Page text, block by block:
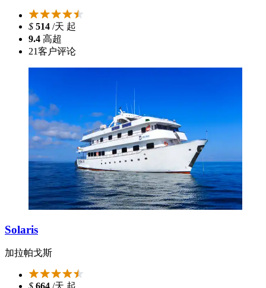
$ 514 /天 起
9.4 高超
21客户评论
Solaris
加拉帕戈斯